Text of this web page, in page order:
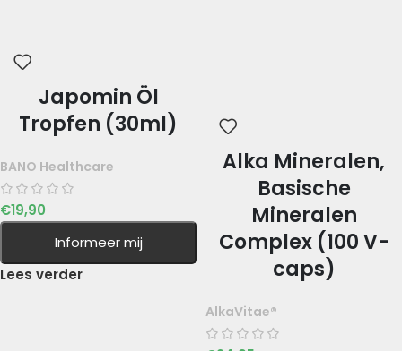
Japomin Öl
Tropfen (30ml)
BANO Healthcare
€19,90
Informeer mij
Lees verder
Alka Mineralen,
Basische
Mineralen
Complex (100 V-
caps)
AlkaVitae®